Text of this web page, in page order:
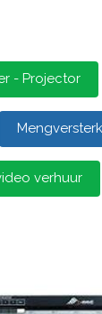
- Projector
verhuur